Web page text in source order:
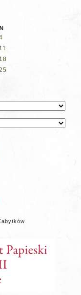
N
11
18